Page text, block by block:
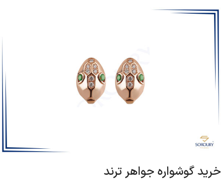
خرید گوشواره جواهر ترند​